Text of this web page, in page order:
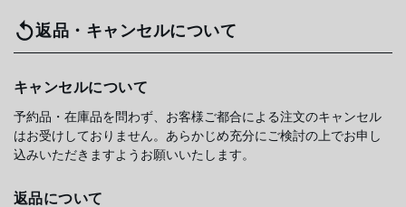
返品・キャンセルについて
キャンセルについて
予約品・在庫品を問わず、お客様ご都合による注文のキャンセル
はお受けしておりません。あらかじめ充分にご検討の上でお申し
込みいただきますようお願いいたします。
返品について